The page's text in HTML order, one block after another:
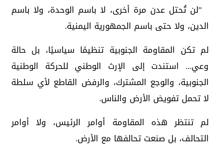
"لن تُحتل عدن مرة أخرى، لا باسم الوحدة، ولا باسم
الدين، ولا حتى باسم الجمهورية اليمنية.
لم تكن المقاومة الجنوبية تنظيمًا سياسيًا، بل حالة
وعي... استندت إلى الإرث الوطني للحركة الوطنية
الجنوبية، والوجع المشترك، والرفض القاطع لأي سلطة
لا تحمل تفويض الأرض والناس.
لم تنتظر هذه المقاومة أوامر الرئيس، ولا أوامر
التحالف، بل صنعت تحالفها مع الأرض.